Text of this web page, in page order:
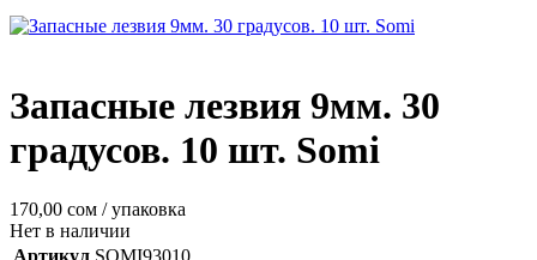
Запасные лезвия 9мм. 30
градусов. 10 шт. Somi
170,00 сом / упаковка
Нет в наличии
Артикул SOMI93010